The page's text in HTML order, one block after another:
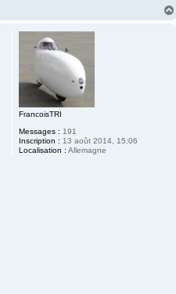
FrancoisTRI
Messages : 191
Inscription : 13 août 2014, 15:06
Localisation : Allemagne